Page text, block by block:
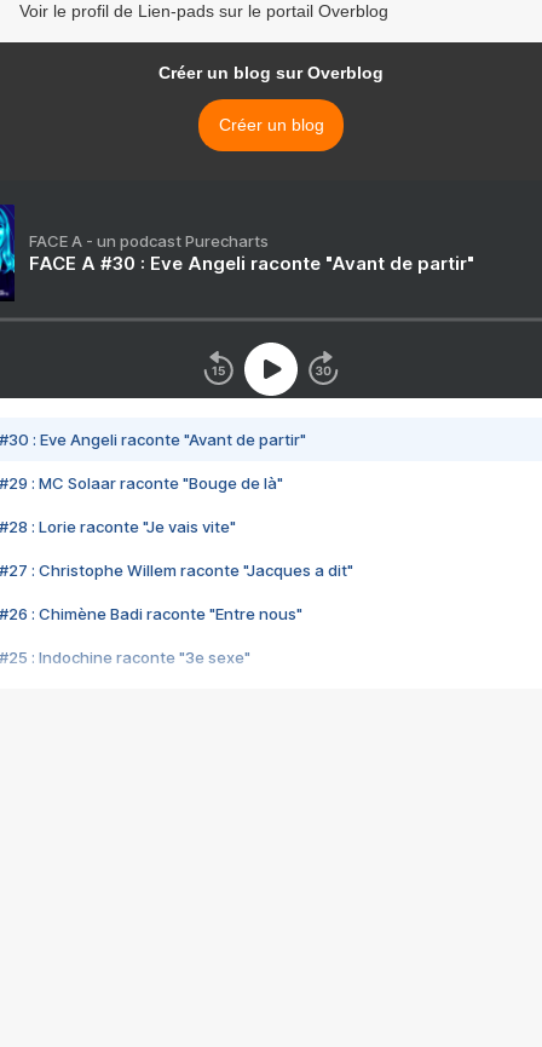
Voir le profil de Lien-pads sur le portail Overblog
Créer un blog sur Overblog
Créer un blog
FACE A - un podcast Purecharts
FACE A #30 : Eve Angeli raconte "Avant de partir"
#30 : Eve Angeli raconte "Avant de partir"
#29 : MC Solaar raconte "Bouge de là"
#28 : Lorie raconte "Je vais vite"
#27 : Christophe Willem raconte "Jacques a dit"
#26 : Chimène Badi raconte "Entre nous"
#25 : Indochine raconte "3e sexe"